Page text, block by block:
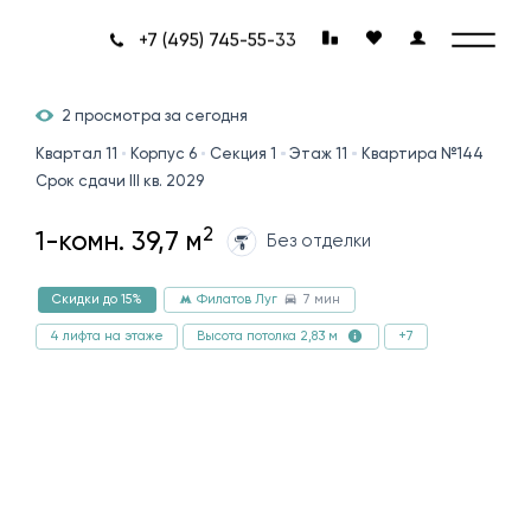
+7 (495) 745-55-33
2 просмотра за сегодня
Квартал 11 Корпус 6 Секция 1 Этаж 11
Квартира №144
Срок сдачи III кв. 2029
1-комн. 39,7 м2 Без отделки
Скидки до 15% Филатов Луг 7 мин
4 лифта на этаже Высота потолка 2,83 м +7